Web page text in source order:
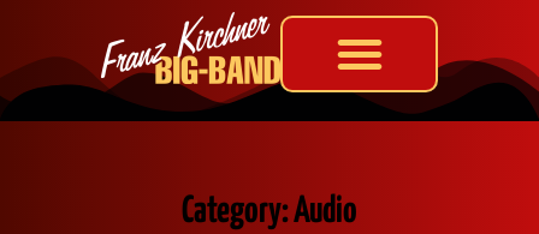
Category: Audio